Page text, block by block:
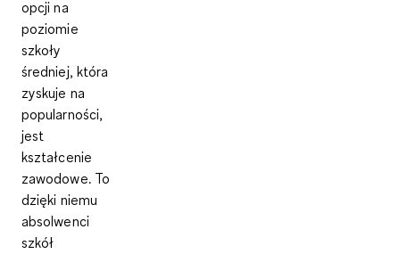
opcji na
poziomie
szkoły
średniej, która
zyskuje na
popularności,
jest
kształcenie
zawodowe. To
dzięki niemu
absolwenci
szkół